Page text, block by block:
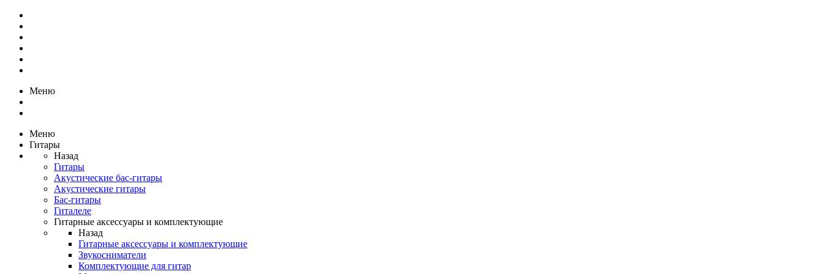
Меню
Меню
Гитары
Назад
Гитары
Акустические бас-гитары
Акустические гитары
Бас-гитары
Гиталеле
Гитарные аксессуары и комплектующие
Назад
Гитарные аксессуары и комплектующие
Звукосниматели
Комплектующие для гитар